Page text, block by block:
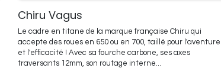
Chiru Vagus
Le cadre en titane de la marque française Chiru qui
accepte des roues en 650 ou en 700, taillé pour l'aventure
et l'efficacité ! Avec sa fourche carbone, ses axes
traversants 12mm, son routage interne...